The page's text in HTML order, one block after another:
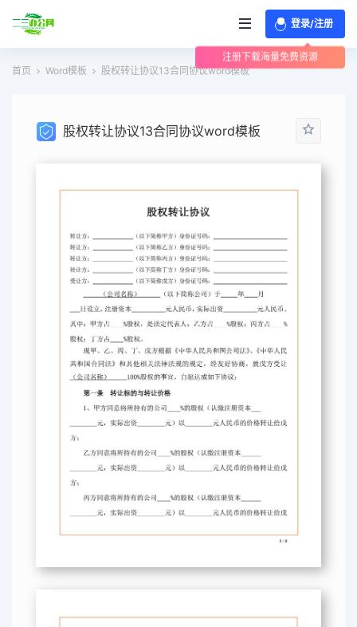
登录/注册
注册下载海量免费资源
首页 Word模板 股权转让协议13合同协议word模板
股权转让协议13合同协议word模板